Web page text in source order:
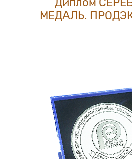
МЕДАЛЬ.